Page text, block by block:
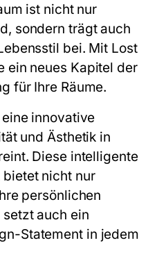
ist nicht nur
sondern trägt auch
bei. Mit Lost
ein neues Kapitel der
für Ihre Räume.
innovative
und Ästhetik in
Diese intelligente
nicht nur
persönlichen
auch ein
Statement in jedem